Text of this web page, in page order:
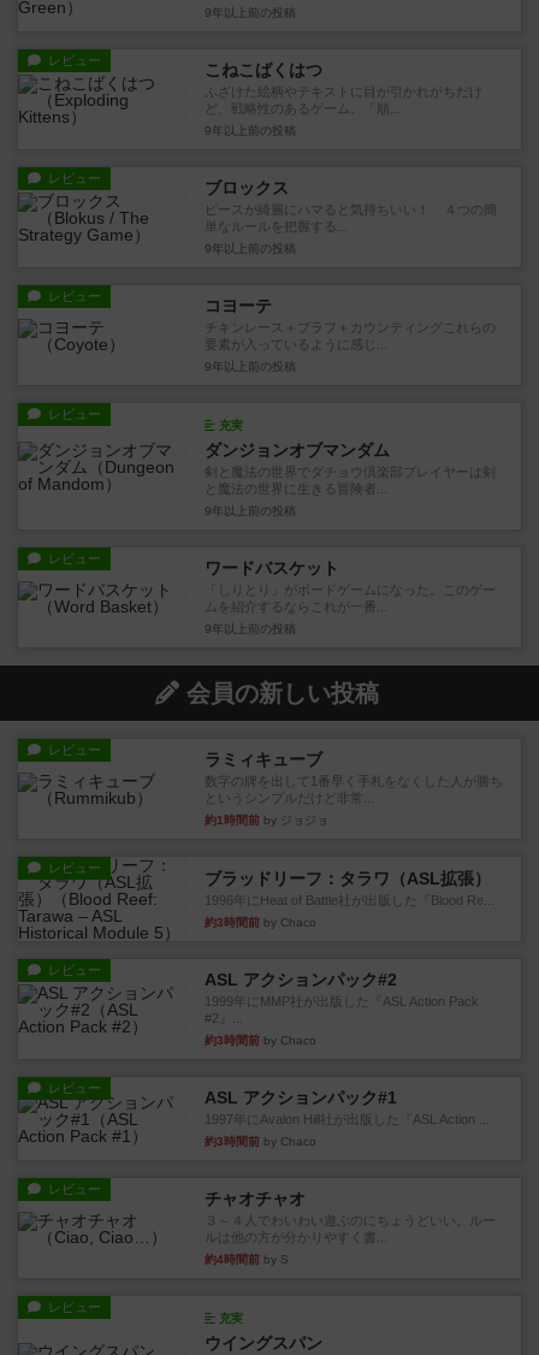
9年以上前 の投稿
レビュー こねこばくはつ
ふざけた絵柄やテキストに目が引かれがちだけ
ど、戦略性のあるゲーム。「順...
9年以上前 の投稿
レビュー ブロックス
ピースが綺麗にハマると気持ちいい！ ４つの簡
単なルールを把握する...
9年以上前 の投稿
レビュー コヨーテ
チキンレース＋ブラフ＋カウンティングこれらの
要素が入っているように感じ...
9年以上前 の投稿
レビュー
充実
ダンジョンオブマンダム
剣と魔法の世界でダチョウ倶楽部プレイヤーは剣
と魔法の世界に生きる冒険者...
9年以上前 の投稿
レビュー ワードバスケット
「しりとり」がボードゲームになった。このゲー
ムを紹介するならこれが一番...
9年以上前 の投稿
会員の新しい投稿
レビュー ラミィキューブ
数字の牌を出して1番早く手札をなくした人が勝ち
というシンプルだけど非常...
約1時間前 by ジョジョ
レビュー
ブラッドリーフ：タラワ（ASL拡張）
1996年にHeat of Battle社が出版した『Blood Re...
約3時間前 by Chaco
レビュー ASL アクションパック#2
1999年にMMP社が出版した『ASL Action Pack
#2』...
約3時間前 by Chaco
レビュー ASL アクションパック#1
1997年にAvalon Hill社が出版した『ASL Action ...
約3時間前 by Chaco
レビュー チャオチャオ
３～４人でわいわい遊ぶのにちょうどいい。ルー
ルは他の方が分かりやすく書...
約4時間前 by S
レビュー
充実
ウイングスパン